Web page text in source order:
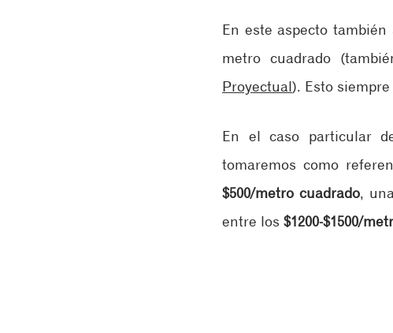
En este aspecto
metro cuadrado
Proyectual). Esto
En el caso particular
tomaremos como
$500/metro cuadrado,
entre los $1200-$1500/